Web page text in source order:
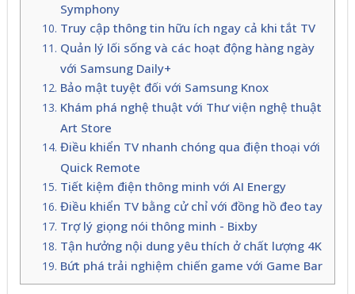
Symphony
Truy cập thông tin hữu ích ngay cả khi tắt TV
Quản lý lối sống và các hoạt động hàng ngày
với Samsung Daily+
Bảo mật tuyệt đối với Samsung Knox
Khám phá nghệ thuật với Thư viện nghệ thuật
Art Store
Điều khiển TV nhanh chóng qua điện thoại với
Quick Remote
Tiết kiệm điện thông minh với AI Energy
Điều khiển TV bằng cử chỉ với đồng hồ đeo tay
Trợ lý giọng nói thông minh - Bixby
Tận hưởng nội dung yêu thích ở chất lượng 4K
Bứt phá trải nghiệm chiến game với Game Bar